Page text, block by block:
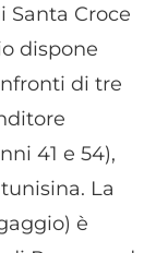
Croce
dispone
di tre
41 e 54),
La
è